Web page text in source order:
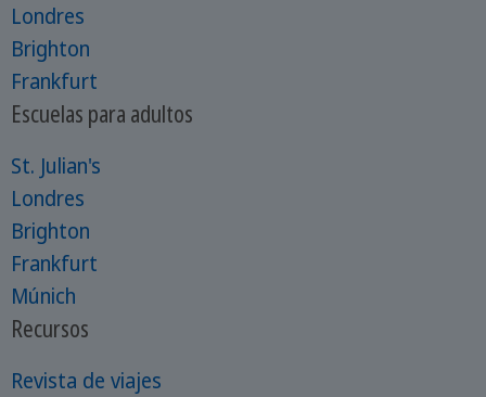
Londres
Brighton
Frankfurt
Escuelas para adultos
St. Julian's
Londres
Brighton
Frankfurt
Múnich
Recursos
Revista de viajes